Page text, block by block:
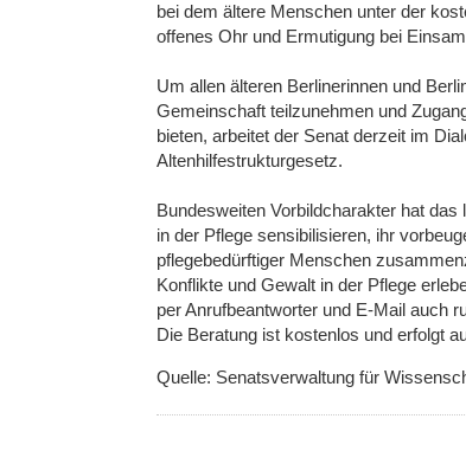
bei dem ältere Menschen unter der
offenes Ohr und Ermutigung bei
Um allen älteren Berlinerinnen und
Gemeinschaft teilzunehmen und
bieten, arbeitet der Senat derzeit im
Altenhilfestrukturgesetz.
Bundesweiten Vorbildcharakter hat
in der Pflege sensibilisieren, ihr
pflegebedürftiger Menschen
Konflikte und Gewalt in der Pflege
per Anrufbeantworter und E-Mail auch
Die Beratung ist kostenlos und erfolgt
Quelle: Senatsverwaltung für